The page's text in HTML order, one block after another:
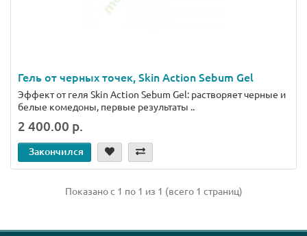
Гель от черных точек, Skin Action Sebum Gel
Эффект от геля Skin Action Sebum Gel: растворяет черные и
белые комедоны, первые результаты ..
2 400.00 р.
Закончился
Показано с 1 по 1 из 1 (всего 1 страниц)